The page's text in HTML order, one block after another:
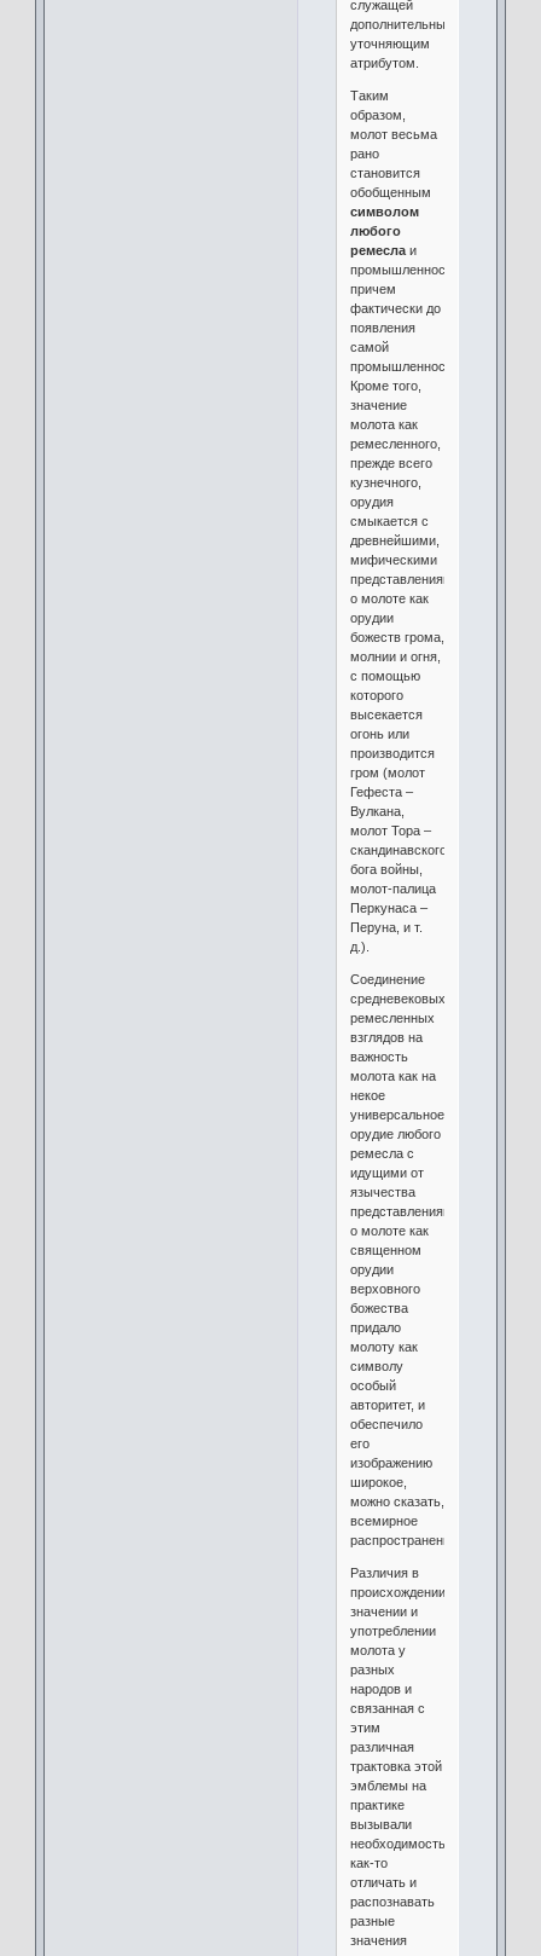
служащей
дополнительным,
уточняющим
атрибутом.
Таким
образом,
молот весьма
рано
становится
обобщенным
символом
любого
ремеслаи
промышленности,
причем
фактически до
появления
самой
промышленности.
Кроме того,
значение
молота как
ремесленного,
прежде всего
кузнечного,
орудия
смыкается с
древнейшими,
мифическими
представлениями
о молоте как
орудии
божеств грома,
молнии и огня,
с помощью
которого
высекается
огонь или
производится
гром (молот
Гефеста –
Вулкана,
молот Тора –
скандинавского
бога войны,
молот-палица
Перкунаса –
Перуна, и т.
д.).
Соединение
средневековых
ремесленных
взглядов на
важность
молота как на
некое
универсальное
орудие любого
ремесла с
идущими от
язычества
представлениями
о молоте как
священном
орудии
верховного
божества
придало
молоту как
символу
особый
авторитет, и
обеспечило
его
изображению
широкое,
можно сказать,
всемирное
распространение.
Различия в
происхождении,
значении и
употреблении
молота у
разных
народов и
связанная с
этим
различная
трактовка этой
эмблемы на
практике
вызывали
необходимость
как-то
отличать и
распознавать
разные
значения